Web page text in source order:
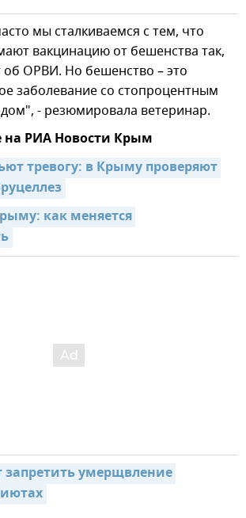
мы сталкиваемся с тем, что
вакцинацию от бешенства так,
об ОРВИ. Но бешенство – это
заболевание со стопроцентным
- резюмировала ветеринар.
на РИА Новости Крым
тревогу: в Крыму проверяют
как меняется
запретить умерщвление